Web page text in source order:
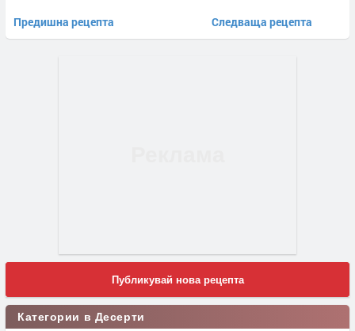
Предишна рецепта Следваща рецепта
Публикувай нова рецепта
Категории в Десерти